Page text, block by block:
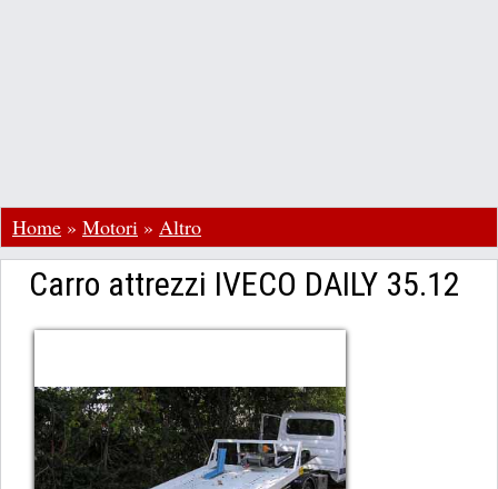
Home » Motori » Altro
Carro attrezzi IVECO DAILY 35.12